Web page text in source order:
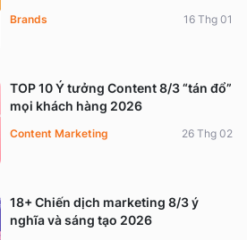
Brands 16 Thg 01
TOP 10 Ý tưởng Content 8/3 “tán đổ”
mọi khách hàng 2026
Content Marketing 26 Thg 02
18+ Chiến dịch marketing 8/3 ý
nghĩa và sáng tạo 2026